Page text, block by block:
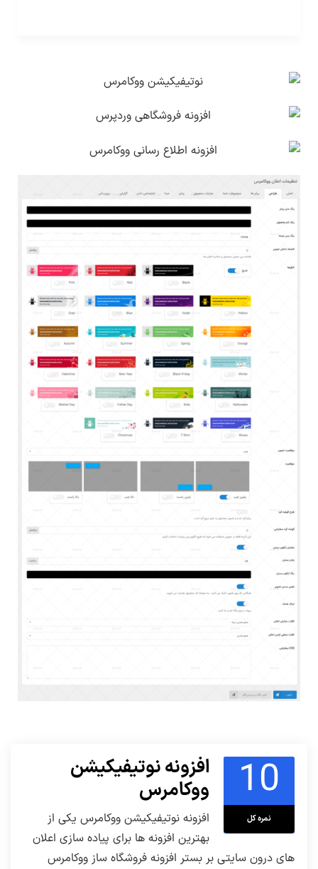
10
نمره کل
افزونه نوتیفیکیشن
ووکامرس
افزونه نوتیفیکیشن ووکامرس یکی از
بهترین افزونه ها برای پیاده سازی اعلان
های درون سایتی بر بستر افزونه فروشگاه ساز ووکامرس